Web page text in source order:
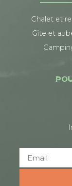
Chalet et
Gîte et